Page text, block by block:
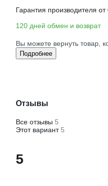
Гарантия производителя
120 дней обмен и возврат
Вы можете вернуть товар,
Подробнее
Отзывы
Все отзывы 5
Этот вариант 5
5